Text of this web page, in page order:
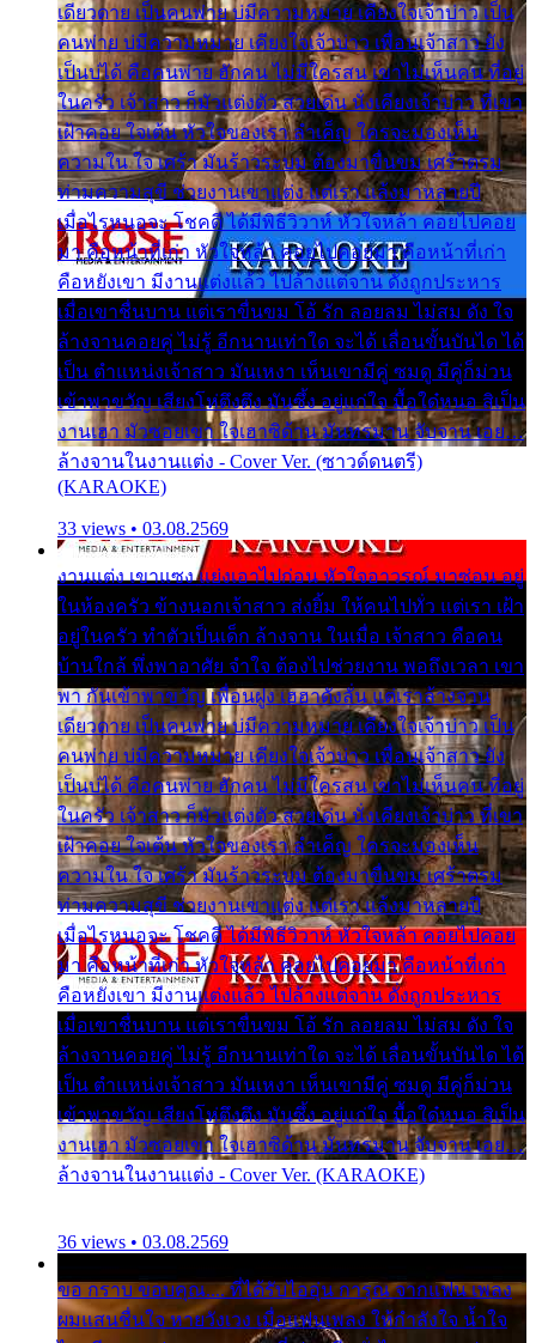
เดียวดาย เป็นคนพ่าย บ่มีความหมาย เคียงใจเจ้าบ่าว เป็น
คนพ่าย บ่มีความหมาย เคียงใจเจ้าบ่าว เพื่อนเจ้าสาว ยัง
เป็นบ่ได้ คือคนพ่าย ฮักคน ไม่มีใครสน เขาไม่เห็นคน ที่อยู่
ในครัว เจ้าสาว ก็มัวแต่งตัว สวยเด่น นั่งเคียงเจ้าบ่าว ที่เขา
เฝ้าคอย ใจเต้น หัวใจของเรา ลำเค็ญ ใครจะมองเห็น
ความใน ใจ เศร้า มันร้าวระบม ต้องมาขื่นขม เศร้าตรม
ท่ามความสุขี ช่วยงานเขาแต่ง แต่เรา แล้งมาหลายปี
เมื่อไรหนอจะ โชคดี ได้มีพิธีวิวาห์ หัวใจหล้า คอยไปคอย
มา คือหน้าที่เก่า หัวใจหล้า คอยไปคอยมา คือหน้าที่เก่า
คือหยังเขา มีงานแต่งแล้ว ไปล้างแต่จาน ดั่งถูกประหาร
เมื่อเขาชื่นบาน แต่เราขื่นขม โอ้ รัก ลอยลม ไม่สม ดัง ใจ
ล้างจานคอยคู่ ไม่รู้ อีกนานเท่าใด จะได้ เลื่อนขั้นบันได ได้
เป็น ตำแหน่งเจ้าสาว มันเหงา เห็นเขามีคู่ ซมดู มีคู่ก็ม่วน
เข้าพาขวัญ เสียงโห่ตึงตึง มันซึ้ง อยู่แก่ใจ มื้อใด๋หนอ สิเป็น
งานเฮา มัวซอยเขา ใจเฮาซิด้าน มันทรมาน จับจาน เอย…
ล้างจานในงานแต่ง - Cover Ver. (ซาวด์ดนตรี)
(KARAOKE)
33 views • 03.08.2569
งานแต่ง เขาแซง แย่งเอาไปก่อน หัวใจอาวรณ์ มาซ่อน อยู่
ในห้องครัว ข้างนอกเจ้าสาว ส่งยิ้ม ให้คนไปทั่ว แต่เรา เฝ้า
อยู่ในครัว ทำตัวเป็นเด็ก ล้างจาน ในเมื่อ เจ้าสาว คือคน
บ้านใกล้ พึ่งพาอาศัย จำใจ ต้องไปช่วยงาน พอถึงเวลา เขา
พา กันเข้าพาขวัญ เพื่อนฝูง เฮฮาดังลั่น แต่เราล้างจาน
เดียวดาย เป็นคนพ่าย บ่มีความหมาย เคียงใจเจ้าบ่าว เป็น
คนพ่าย บ่มีความหมาย เคียงใจเจ้าบ่าว เพื่อนเจ้าสาว ยัง
เป็นบ่ได้ คือคนพ่าย ฮักคน ไม่มีใครสน เขาไม่เห็นคน ที่อยู่
ในครัว เจ้าสาว ก็มัวแต่งตัว สวยเด่น นั่งเคียงเจ้าบ่าว ที่เขา
เฝ้าคอย ใจเต้น หัวใจของเรา ลำเค็ญ ใครจะมองเห็น
ความใน ใจ เศร้า มันร้าวระบม ต้องมาขื่นขม เศร้าตรม
ท่ามความสุขี ช่วยงานเขาแต่ง แต่เรา แล้งมาหลายปี
เมื่อไรหนอจะ โชคดี ได้มีพิธีวิวาห์ หัวใจหล้า คอยไปคอย
มา คือหน้าที่เก่า หัวใจหล้า คอยไปคอยมา คือหน้าที่เก่า
คือหยังเขา มีงานแต่งแล้ว ไปล้างแต่จาน ดั่งถูกประหาร
เมื่อเขาชื่นบาน แต่เราขื่นขม โอ้ รัก ลอยลม ไม่สม ดัง ใจ
ล้างจานคอยคู่ ไม่รู้ อีกนานเท่าใด จะได้ เลื่อนขั้นบันได ได้
เป็น ตำแหน่งเจ้าสาว มันเหงา เห็นเขามีคู่ ซมดู มีคู่ก็ม่วน
เข้าพาขวัญ เสียงโห่ตึงตึง มันซึ้ง อยู่แก่ใจ มื้อใด๋หนอ สิเป็น
งานเฮา มัวซอยเขา ใจเฮาซิด้าน มันทรมาน จับจาน เอย…
ล้างจานในงานแต่ง - Cover Ver. (KARAOKE)
36 views • 03.08.2569
ขอ กราบ ขอบคุณ.... ที่ได้รับไออุ่น การุณ จากแฟน เพลง
ผมแสนชื่นใจ หายวังเวง เมื่อแฟนเพลง ให้กำลังใจ น้ำใจ